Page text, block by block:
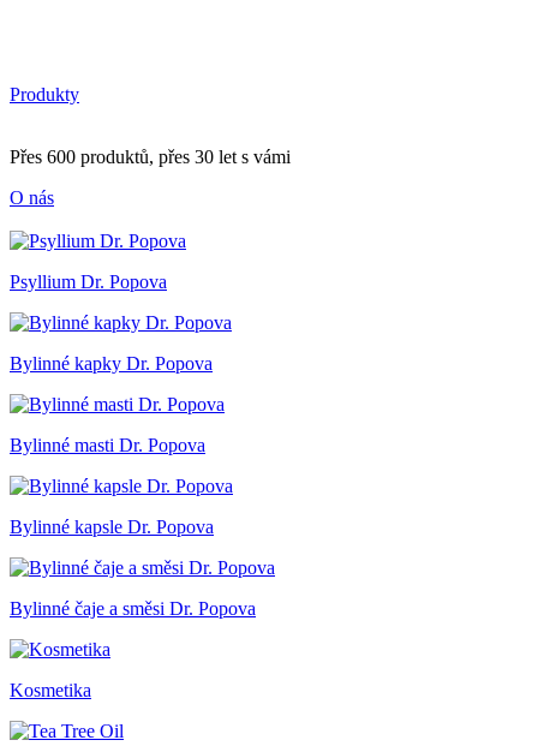
Produkty
Přes 600 produktů, přes 30 let s vámi
O nás
Psyllium Dr. Popova
Bylinné kapky Dr. Popova
Bylinné masti Dr. Popova
Bylinné kapsle Dr. Popova
Bylinné čaje a směsi Dr. Popova
Kosmetika